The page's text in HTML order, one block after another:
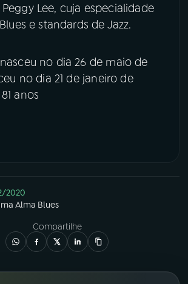
Facebook
Lee, cuja especialidade
e standards de Jazz.
no dia 26 de maio de
no dia 21 de janeiro de
anos
2020
Alma Blues
Compartilhe